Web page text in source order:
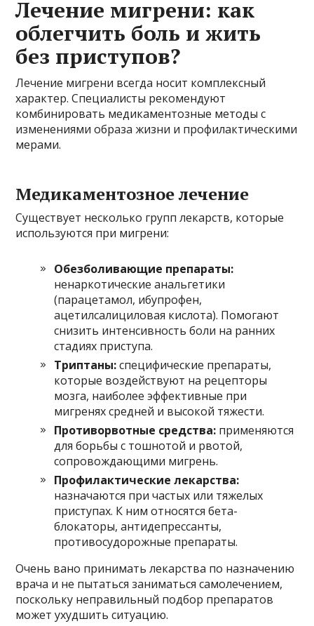
Лечение мигрени: как
облегчить боль и жить
без приступов?
Лечение мигрени всегда носит комплексный
характер. Специалисты рекомендуют
комбинировать медикаментозные методы с
изменениями образа жизни и профилактическими
мерами.
Медикаментозное лечение
Существует несколько групп лекарств, которые
используются при мигрени:
Обезболивающие препараты:
ненаркотические анальгетики
(парацетамол, ибупрофен,
ацетилсалициловая кислота). Помогают
снизить интенсивность боли на ранних
стадиях приступа.
Триптаны:специфические препараты,
которые воздействуют на рецепторы
мозга, наиболее эффективные при
мигренях средней и высокой тяжести.
Противорвотные средства: применяются
для борьбы с тошнотой и рвотой,
сопровождающими мигрень.
Профилактические лекарства:
назначаются при частых или тяжелых
приступах. К ним относятся бета-
блокаторы, антидепрессанты,
противосудорожные препараты.
Очень вано принимать лекарства по назначению
врача и не пытаться заниматься самолечением,
поскольку неправильный подбор препаратов
может ухудшить ситуацию.